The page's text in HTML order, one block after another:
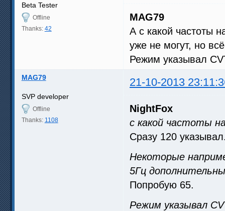
Beta Tester
Offline
Thanks: 42
MAG79
А с какой частоты
уже не могут, но
Режим указывал
MAG79 21-10-2013
SVP developer
Offline
Thanks: 1108
NightFox
с какой частоты
Сразу 120
Некоторые
5Гц
Попробую 65.
Режим указывал